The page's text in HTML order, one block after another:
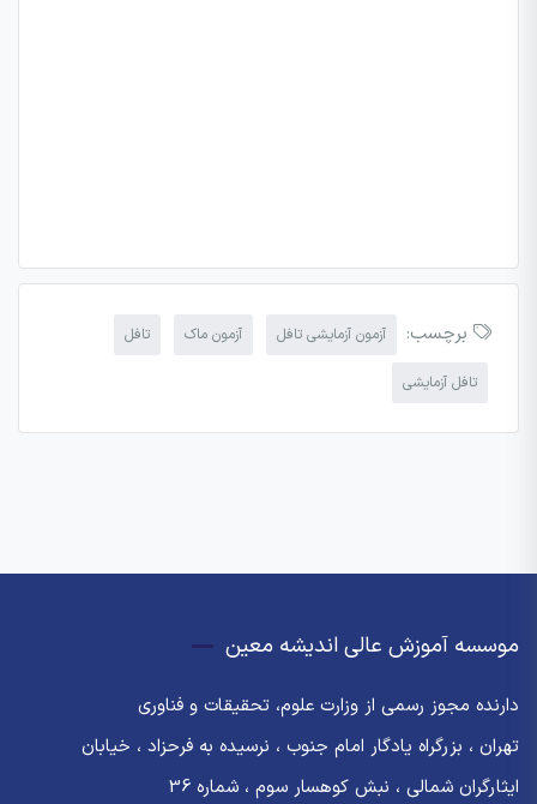
برچسب: آزمون آزمایشی تافل آزمون ماک تافل
تافل آزمایشی
موسسه آموزش عالی اندیشه معین
دارنده مجوز رسمی از وزارت علوم، تحقیقات و فناوری
تهران ، بزرگراه یادگار امام جنوب ، نرسیده به فرحزاد ، خیابان
ایثارگران شمالی ، نبش کوهسار سوم ، شماره 36